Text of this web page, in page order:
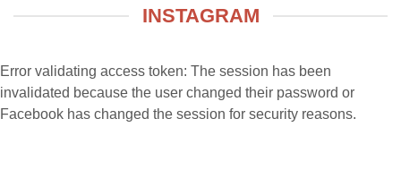
INSTAGRAM
Error validating access token: The session has been
invalidated because the user changed their password or
Facebook has changed the session for security reasons.